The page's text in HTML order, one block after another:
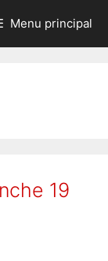
Menu principal
19